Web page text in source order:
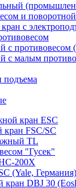
и
с
с противовесом
с малым
подъема
кран ESC
кран FSC/SC
TL
"Гусек"
200X
(Yale, Германия)
кран DBJ 30